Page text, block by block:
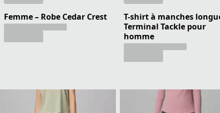
Femme – Robe Cedar Crest
T-shirt à manches
Terminal Tackle pour
homme